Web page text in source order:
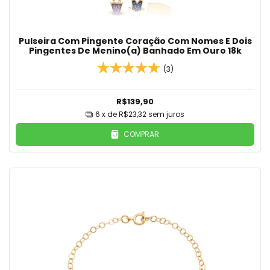
Pulseira Com Pingente Coração Com Nomes E Dois
Pingentes De Menino(a) Banhado Em Ouro 18k
(3)
R$139,90
6 x deR$23,32sem juros
COMPRAR